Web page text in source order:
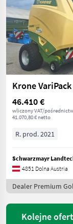
Krone VariPack
46.410 €
wliczony VAT/
41.070,80 € netto
R. prod. 2021
4851 Dolna Austria
Dealer Premium
Kolejne